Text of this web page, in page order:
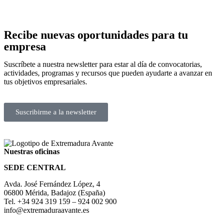
Recibe nuevas oportunidades para tu
empresa
Suscríbete a nuestra newsletter para estar al día de convocatorias,
actividades, programas y recursos que pueden ayudarte a avanzar en
tus objetivos empresariales.
Suscribirme a la newsletter
Nuestras oficinas
SEDE CENTRAL
Avda. José Fernández López, 4
06800 Mérida, Badajoz (España)
Tel. +34 924 319 159 – 924 002 900
info@extremaduraavante.es